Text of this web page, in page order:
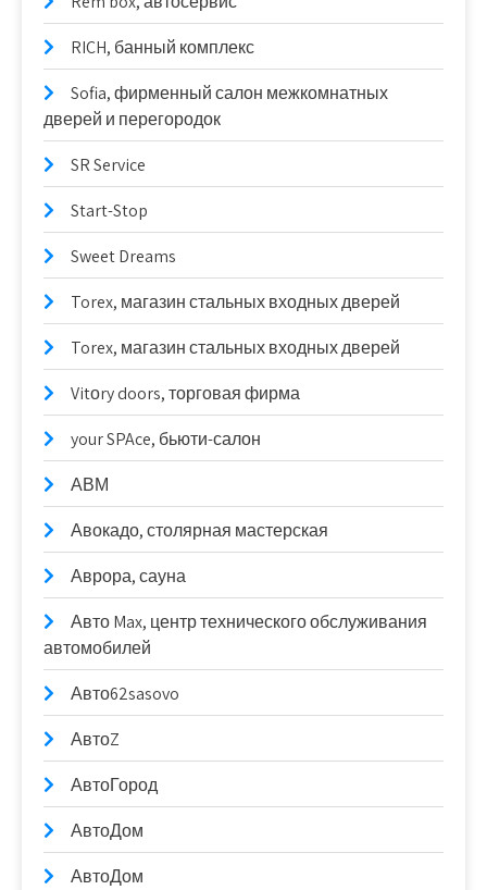
RICH, банный комплекс
Sofia, фирменный салон межкомнатных
дверей и перегородок
SR Service
Start-Stop
Sweet Dreams
Torex, магазин стальных входных дверей
Torex, магазин стальных входных дверей
Vitоry doors, торговая фирма
your SPAce, бьюти-салон
АВМ
Авокадо, столярная мастерская
Аврора, сауна
Авто Max, центр технического обслуживания
автомобилей
Авто62sasovo
АвтоZ
АвтоГород
АвтоДом
АвтоДом